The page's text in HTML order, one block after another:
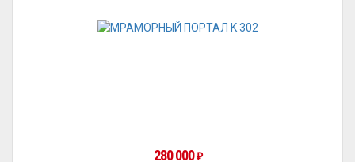
280 000 ₽